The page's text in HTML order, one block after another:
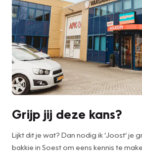
Grijp jij deze kans?
Lijkt dit je wat? Dan nodig ik ‘Joost’ je
bakkie in Soest om eens kennis te